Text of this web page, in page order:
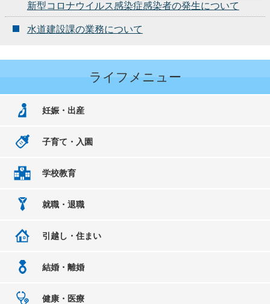
新型コロナウイルス感染症感染者の発生について
水道建設課の業務について
ライフメニュー
妊娠・出産
子育て・入園
学校教育
就職・退職
引越し・住まい
結婚・離婚
健康・医療